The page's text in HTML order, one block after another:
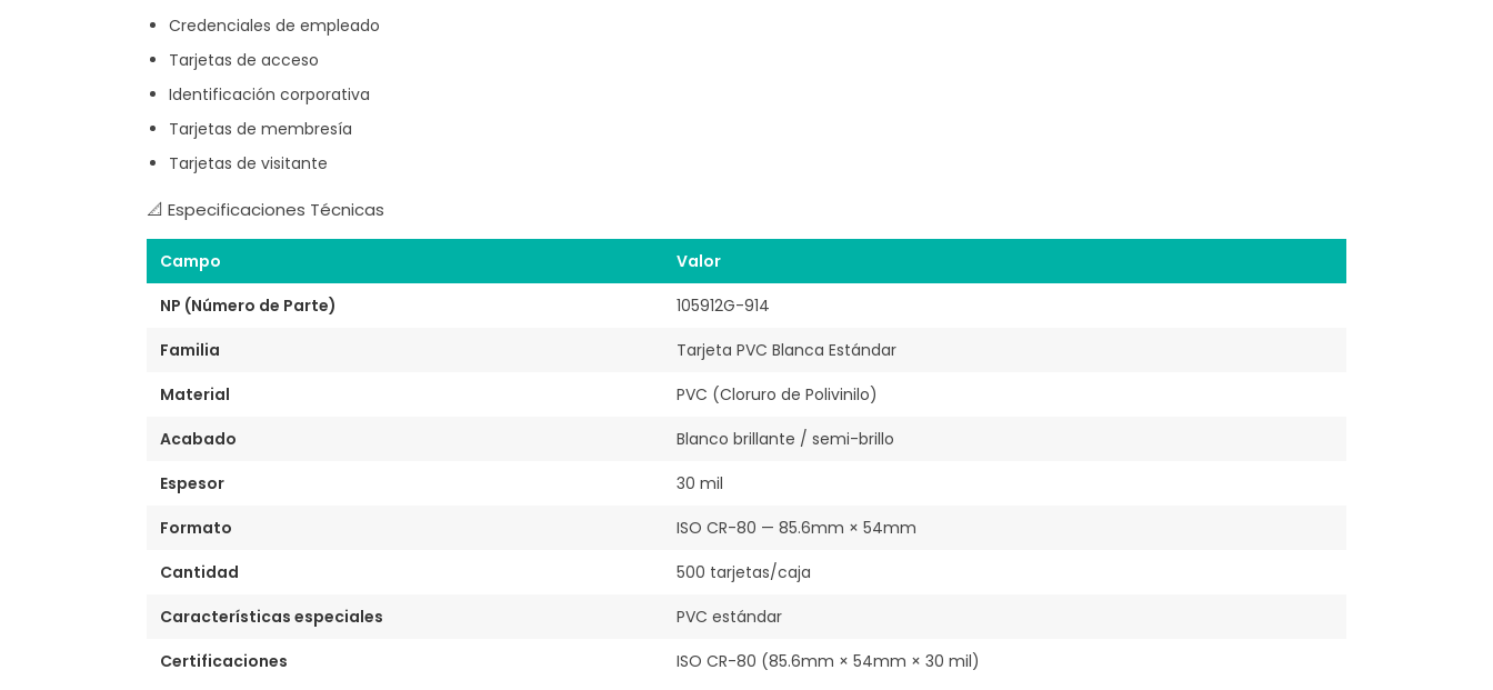
Credenciales de empleado
Tarjetas de acceso
Identificación corporativa
Tarjetas de membresía
Tarjetas de visitante
📐 Especificaciones Técnicas
Campo
Valor
NP (Número de Parte)
105912G-914
Familia
Tarjeta PVC Blanca Estándar
Material
PVC (Cloruro de Polivinilo)
Acabado
Blanco brillante / semi-brillo
Espesor
30 mil
Formato
ISO CR-80 — 85.6mm × 54mm
Cantidad
500 tarjetas/caja
Características especiales
PVC estándar
Certificaciones
ISO CR-80 (85.6mm × 54mm × 30 mil)